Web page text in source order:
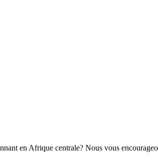
en Afrique centrale? Nous vous